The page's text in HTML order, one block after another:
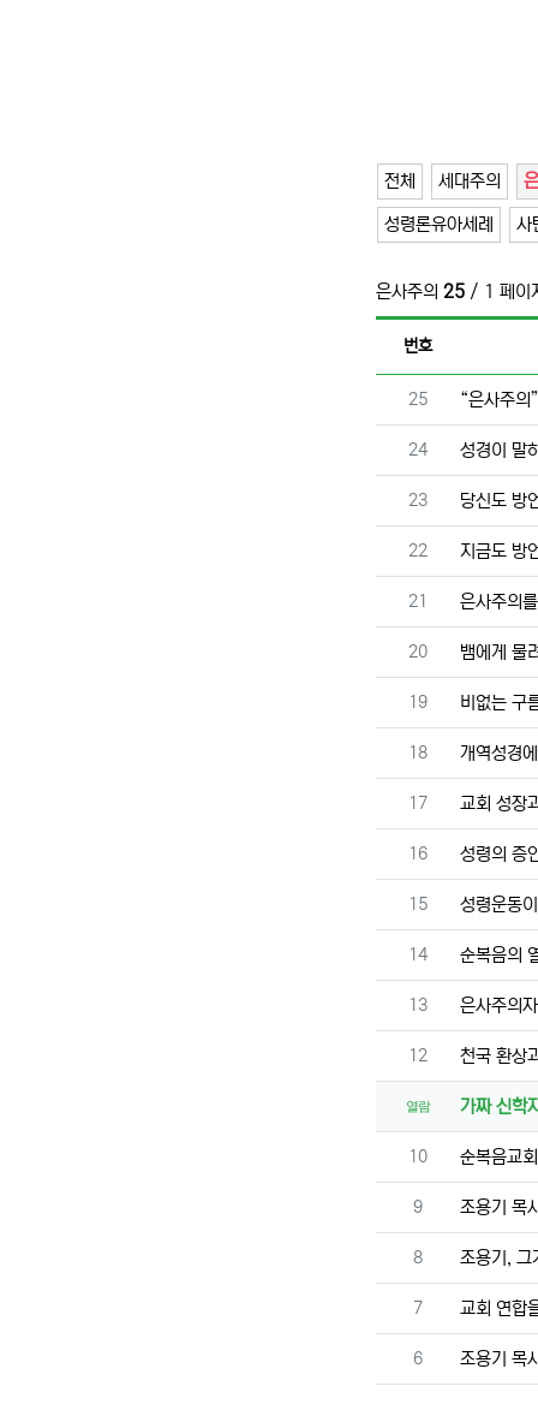
전체 세대주의
성령론유아세례 사
은사주의 25 / 1 페이
번호
번호
25 “은사주의
번호
24 성경이 말
번호
23 당신도 방
번호
22 지금도 방
번호
21 은사주의
번호
20 뱀에게 물
번호
19 비없는 구
번호
18 개역성경
번호
17 교회 성장
번호
16 성령의 증
번호
15 성령운동
번호
14 순복음의
번호
13 은사주의
번호
12 천국 환상
열람 가짜 신학
번호
10 순복음교
번호
9 조용기 목
번호
8 조용기, 그
번호
7 교회 연합
번호
6 조용기 목